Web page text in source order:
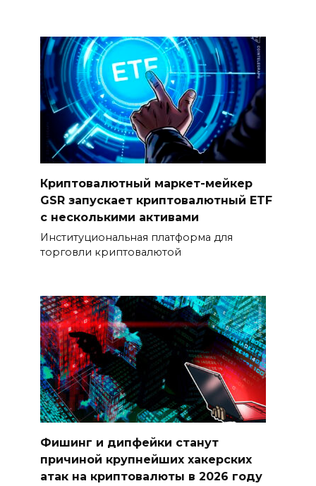
Криптовалютный маркет-мейкер
GSR запускает криптовалютный ETF
с несколькими активами
Институциональная платформа для
торговли криптовалютой
Фишинг и дипфейки станут
причиной крупнейших хакерских
атак на криптовалюты в 2026 году